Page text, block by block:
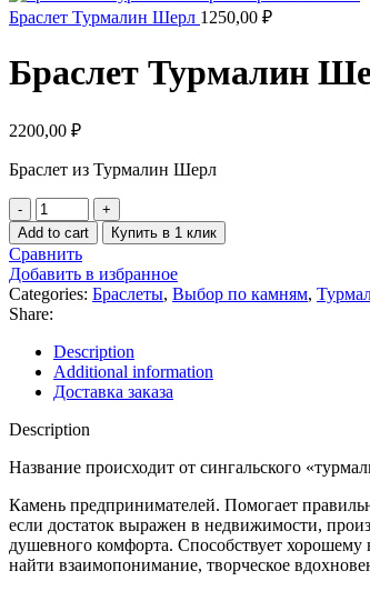
Браслет Турмалин Шерл 1250,00 ₽
Браслет Турмалин
2200,00 ₽
Браслет из Турмалин Шерл
Браслет
Турмалин
Шерл
quantity
Add to cart Купить в 1 клик
Сравнить
Добавить в избранное
Categories: Браслеты, Выбор по камням,
Share:
Description
Additional information
Доставка заказа
Description
Название происходит от сингальского
Камень предпринимателей. Помогает
если достаток выражен в недвижимости,
душевного комфорта. Способствует
найти взаимопонимание, творческое